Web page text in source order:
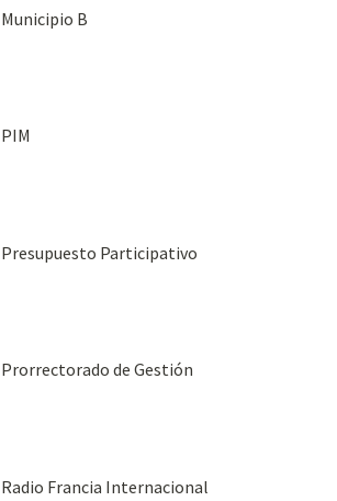
Municipio B
PIM
Presupuesto Participativo
Prorrectorado de Gestión
Radio Francia Internacional